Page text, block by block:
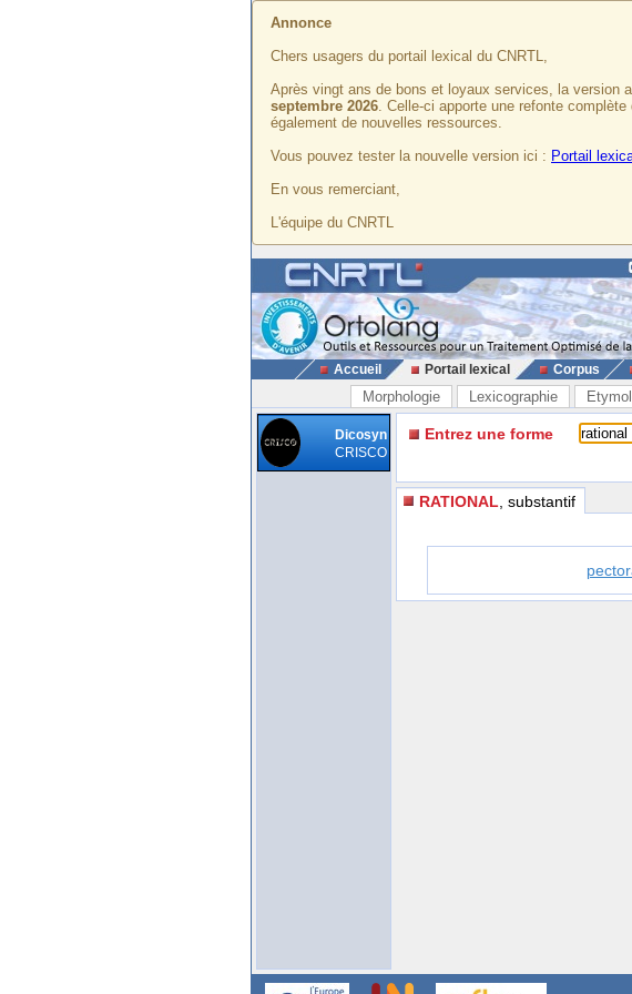
Annonce
Chers usagers du portail lexical du CNRTL,
Après vingt ans de bons et loyaux services, la version
septembre 2026. Celle-ci apporte une refonte
également de nouvelles ressources.
Vous pouvez tester la nouvelle version ici : Portail
En vous remerciant,
L'équipe du CNRTL
Accueil Portail lexical Corpus
Morphologie Lexicographie
Dicosyn
CRISCO
Entrez une forme
RATIONAL , substantif